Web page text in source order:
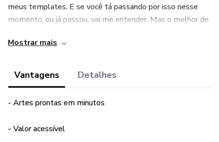
meus templates. E se você tá passando por isso nesse
momento, ou já passou, vai me entender. Mas o melhor de
formatos.
14 TEMPLATES STORIES pra você interagir com seus
TUDO PELO CANVA NA VERSÃO GRATUITA!
Mostrar mais
Vantagens Detalhes
- Artes prontas em minutos
- Valor acessível